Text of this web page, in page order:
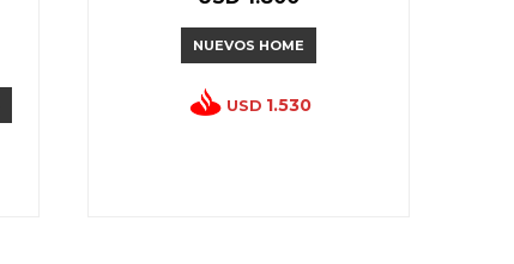
NUEVOS HOME
USD 1.530